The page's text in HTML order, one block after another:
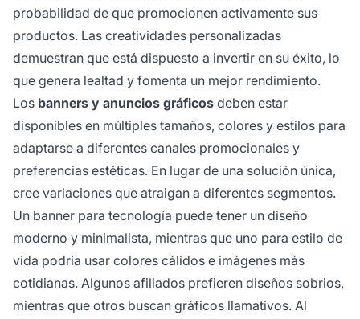
probabilidad de que promocionen activamente sus
productos. Las creatividades personalizadas
demuestran que está dispuesto a invertir en su éxito, lo
que genera lealtad y fomenta un mejor rendimiento.
Los banners y anuncios gráficos deben estar
disponibles en múltiples tamaños, colores y estilos para
adaptarse a diferentes canales promocionales y
preferencias estéticas. En lugar de una solución única,
cree variaciones que atraigan a diferentes segmentos.
Un banner para tecnología puede tener un diseño
moderno y minimalista, mientras que uno para estilo de
vida podría usar colores cálidos e imágenes más
cotidianas. Algunos afiliados prefieren diseños sobrios,
mientras que otros buscan gráficos llamativos. Al